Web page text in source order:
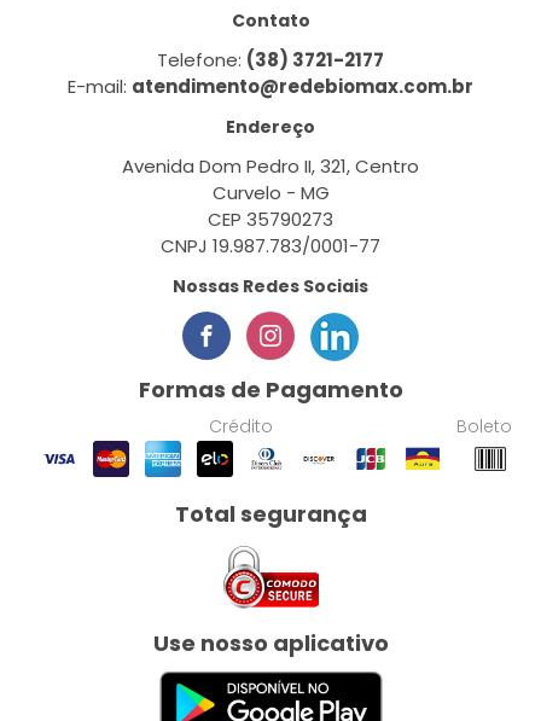
Contato
Telefone: (38) 3721-2177
E-mail: atendimento@redebiomax.com.br
Endereço
Avenida Dom Pedro II, 321, Centro
Curvelo - MG
CEP 35790273
CNPJ 19.987.783/0001-77
Nossas Redes Sociais
Formas de Pagamento
Crédito Boleto
Total segurança
Use nosso aplicativo